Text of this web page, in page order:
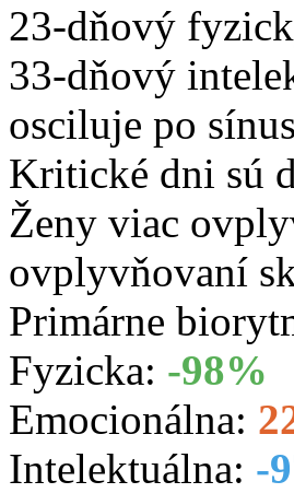
23-dňový
33-dňový
osciluje po
Kritické dni sú
Ženy viac
ovplyvňovaní
Primárne
Fyzicka: -98%
Emocionálna:
Intelektuálna: -